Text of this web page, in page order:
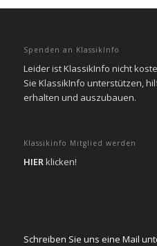
Spenden an KlassikInfo
Leider ist KlassikInfo nicht
Sie KlassikInfo unterstützen,
erhalten und auszubauen.
Klassikinfo Mitglied werden
HIERklicken!
Schreiben Sie uns eine Mail